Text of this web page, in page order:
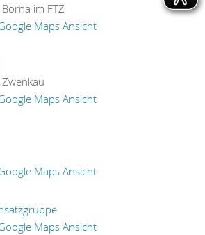
im FTZ
Maps Ansicht
Maps Ansicht
Maps Ansicht
Maps Ansicht